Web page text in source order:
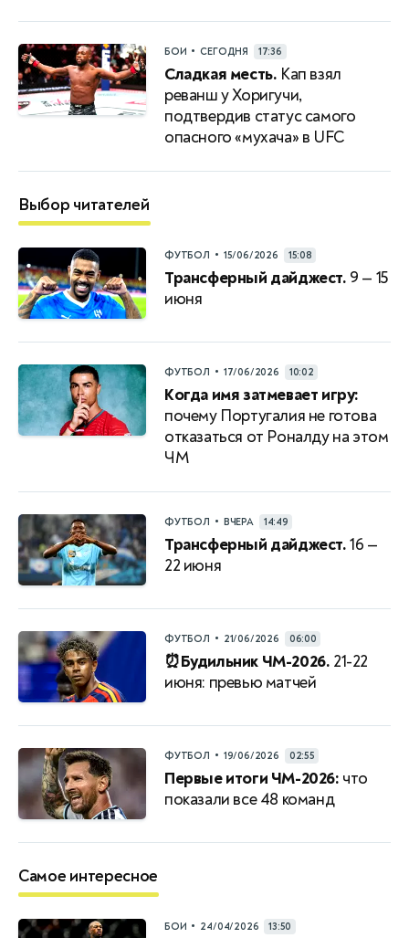
БОИ • СЕГОДНЯ 17:36
Сладкая месть. Кап взял
реванш у Хоригучи,
подтвердив статус самого
опасного «мухача» в UFC
Выбор читателей
ФУТБОЛ • 15/06/2026 15:08
Трансферный дайджест. 9 — 15
июня
ФУТБОЛ • 17/06/2026 10:02
Когда имя затмевает игру:
почему Португалия не готова
отказаться от Роналду на этом
ЧМ
ФУТБОЛ • ВЧЕРА 14:49
Трансферный дайджест.16 —
22 июня
ФУТБОЛ • 21/06/2026 06:00
⏰Будильник ЧМ-2026. 21-22
июня: превью матчей
ФУТБОЛ • 19/06/2026 02:55
Первые итоги ЧМ-2026: что
показали все 48 команд
Самое интересное
БОИ • 24/04/2026 13:50